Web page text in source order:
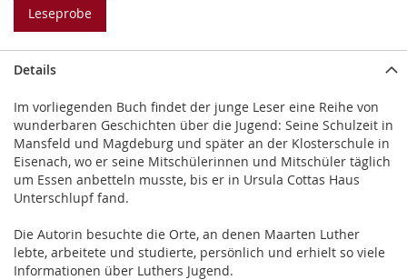
Leseprobe
Details
Im vorliegenden Buch findet der junge Leser eine Reihe von
wunderbaren Geschichten über die Jugend: Seine Schulzeit in
Mansfeld und Magdeburg und später an der Klosterschule in
Eisenach, wo er seine Mitschülerinnen und Mitschüler täglich
um Essen anbetteln musste, bis er in Ursula Cottas Haus
Unterschlupf fand.
Die Autorin besuchte die Orte, an denen Maarten Luther
lebte, arbeitete und studierte, persönlich und erhielt so viele
Informationen über Luthers Jugend.